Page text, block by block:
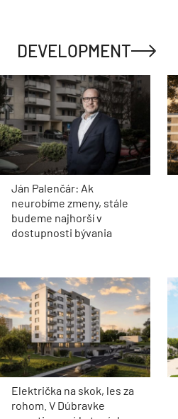
DEVELOPMENT
Ján Palenčár: Ak
neurobíme zmeny, stále
budeme najhorší v
dostupnosti bývania
Električka na skok, les za
rohom. V Dúbravke